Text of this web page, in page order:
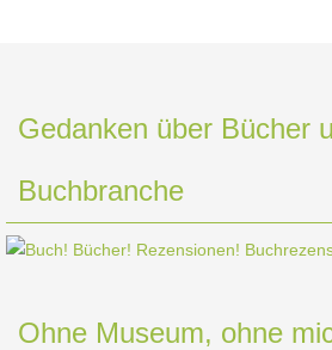
Gedanken über Bücher
Buchbranche
Ohne Museum, ohne